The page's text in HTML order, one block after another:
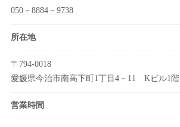
050－8884－9738
所在地
〒794-0018
愛媛県今治市南高下町1丁目4－11 Kビル1階
営業時間